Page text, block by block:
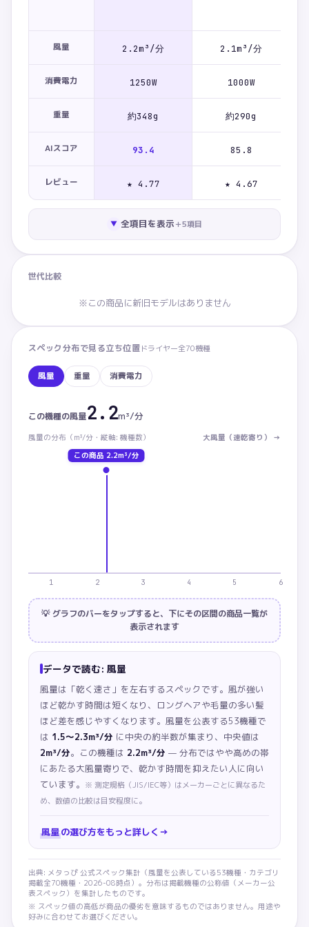
風量 2.2m³/分 2.1m³/分
消費電力 1250W 1000W
重量 約348g 約290g
AIスコア 93.4 85.8
レビュー ★ 4.77 ★ 4.67
▼ 全項目を表示＋5項目
世代比較
※この商品に新旧モデルはありません
スペック分布で見る立ち位置ドライヤー全70機種
風量 重量 消費電力
風量：この商品 2.2m³/分。カテゴリ内 下から69%の
この機種の風量2.2m³/分
風量の分布（ m³/分・ 縦軸: 機種数） 大風量（速乾寄り）
→
この商品 2.2m³/分
1 2 3 4 5 6
💡 グラフのバーをタップすると、下にその区間の商品一覧が
表示されます
データで読む: 風量
風量は「乾く速さ」を左右するスペックです。風が強い
ほど乾かす時間は短くなり、ロングヘアや毛量の多い髪
ほど差を感じやすくなります。 風量を公表する53機種で
は 1.5〜2.3m³/分 に中央の約半数が集まり、中央値は
2m³/分。この機種は 2.2m³/分 — 分布ではやや高めの帯
にあたる大風量寄りで、乾かす時間を抑えたい人に向い
ています。 ※ 測定規格（JIS/IEC等）はメーカーごとに異なるた
め、数値の比較は目安程度に。
風量の選び方をもっと詳しく →
出典: メタっぴ 公式スペック集計（ 風量を公表している 53機種・カテゴリ
掲載全70機種・ 2026-08時点）。分布は掲載機種の公称値（メーカー公
表スペック）を集計したものです。
※ スペック値の高低が商品の優劣を意味するものではありません。用途や
好みに合わせてお選びください。